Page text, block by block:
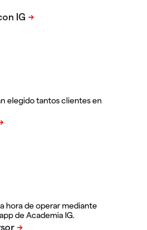
elegido tantos clientes en
hora de operar mediante
de Academia IG.